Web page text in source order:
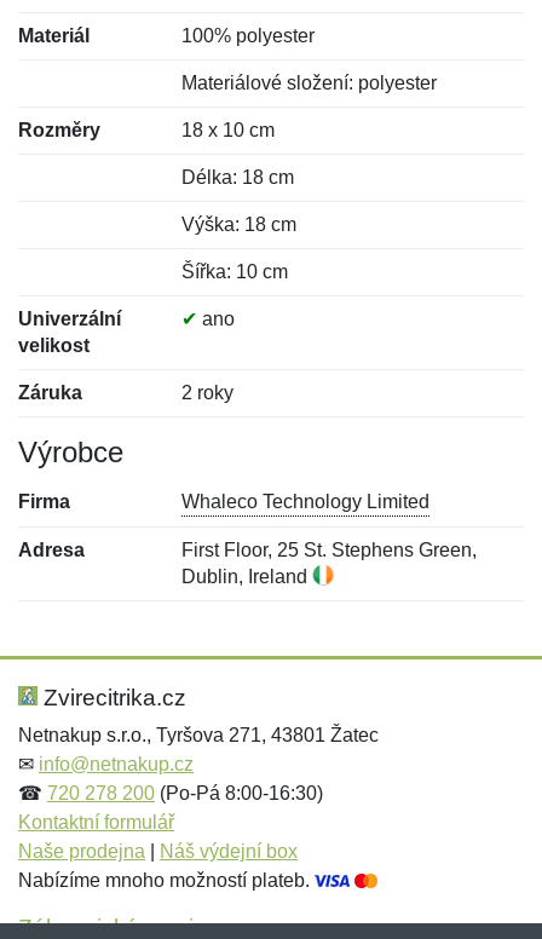
Materiál 100% polyester
Materiálové složení: polyester
Rozměry 18 x 10 cm
Délka: 18 cm
Výška: 18 cm
Šířka: 10 cm
Univerzální
velikost
✔ ano
Záruka 2 roky
Výrobce
Firma Whaleco Technology Limited
Adresa
First Floor, 25 St. Stephens Green,
Dublin, Ireland
Hodnocení:
Jméno: *
Jméno:
E-mail:*
Zvirecitrika.cz
Netnakup s.r.o., Tyršova 271, 43801 Žatec
✉ info@netnakup.cz
☎ 720 278 200 (Po-Pá 8:00-16:30)
Kontaktní formulář
Naše prodejna
Náš výdejní box
Nabízíme mnoho možností plateb.
Zákaznický servis